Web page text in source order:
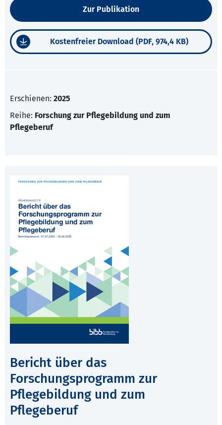
Zur Publikation
Kostenfreier Download (PDF, 974,4 KB)
Erschienen: 2025
Reihe: Forschung zur Pflegebildung und zum
Pflegeberuf
Bericht über das
Forschungsprogramm zur
Pflegebildung und zum
Pflegeberuf